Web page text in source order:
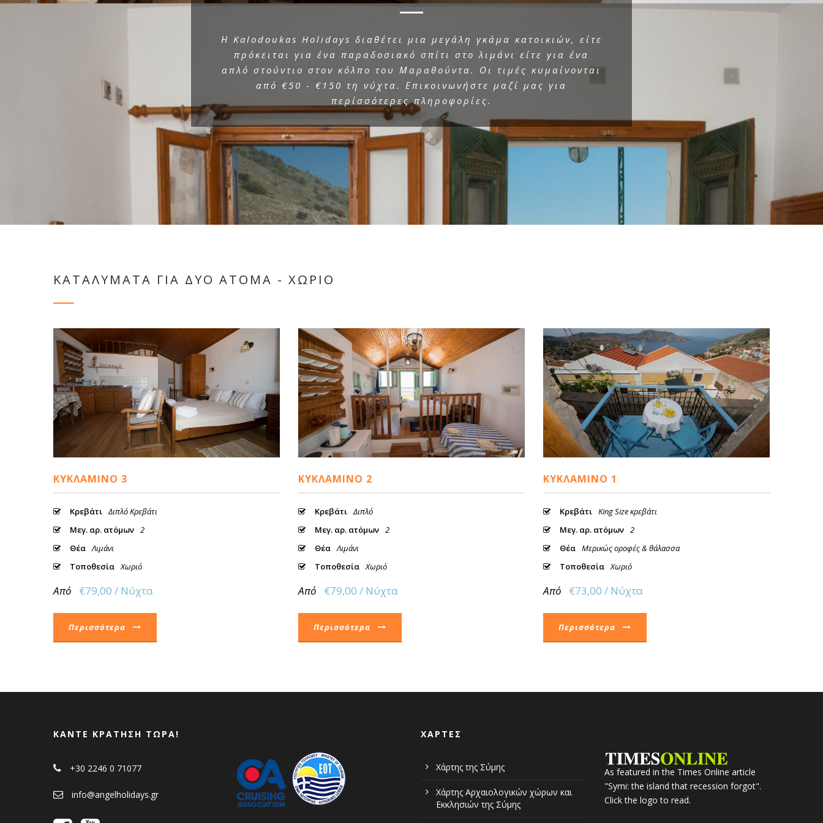
Η Kalodoukas Holidays διαθέτει μια μεγάλη γκάμα κατοικιών, είτε
πρόκειται για ένα παραδοσιακό σπίτι στο λιμάνι είτε για ένα
απλό στούντιο στον κόλπο του Μαραθούντα. Οι τιμές κυμαίνονται
από €50 - €150 τη νύχτα. Επικοινωνήστε μαζί μας για
περίσσότερες πληροφορίες.
ΚΑΤΑΛΥΜΑΤΑ ΓΙΑ ΔΥΟ ΑΤΟΜΑ - ΧΩΡΙΟ
ΚΥΚΛΆΜΙΝΟ 3
Κρεβάτι Διπλό Κρεβάτι
Μεγ. αρ. ατόμων 2
Θέα Λιμάνι
Τοποθεσία Χωριό
Από €79,00 / Νύχτα
Περισσότερα
ΚΥΚΛΆΜΙΝΟ 2
Κρεβάτι Διπλό
Μεγ. αρ. ατόμων 2
Θέα Λιμάνι
Τοποθεσία Χωριό
Από €79,00 / Νύχτα
Περισσότερα
ΚΥΚΛΆΜΙΝΟ 1
Κρεβάτι King Size κρεβάτι
Μεγ. αρ. ατόμων 2
Θέα Μερικώς οροφές & θάλασσα
Τοποθεσία Χωριό
Από €73,00 / Νύχτα
Περισσότερα
ΚΆΝΤΕ ΚΡΆΤΗΣΗ ΤΏΡΑ!
+30 2246 0 71077
info@angelholidays.gr
ΧΆΡΤΕΣ
Χάρτης της Σύμης
Χάρτης Αρχαιολογικών χώρων και
Εκκλησιών της Σύμης
As featured in the Times Online article
"Symi: the island that recession forgot".
Click the logo to read.